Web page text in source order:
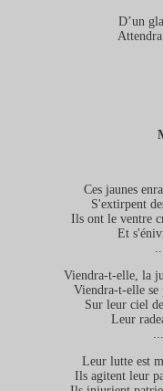
D’un
Ces jaunes
S'extirpent
Ils ont le ventre
Et
Viendra-t-elle, la
Viendra-t-elle se
Sur leur ciel
Leur
Leur lutte est
Ils agitent leur